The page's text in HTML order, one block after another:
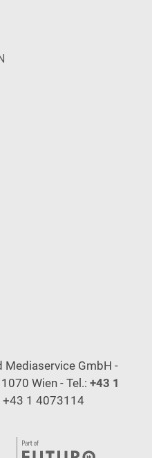
GmbH -
Wien - Tel.: +43 1
+43 1 4073114